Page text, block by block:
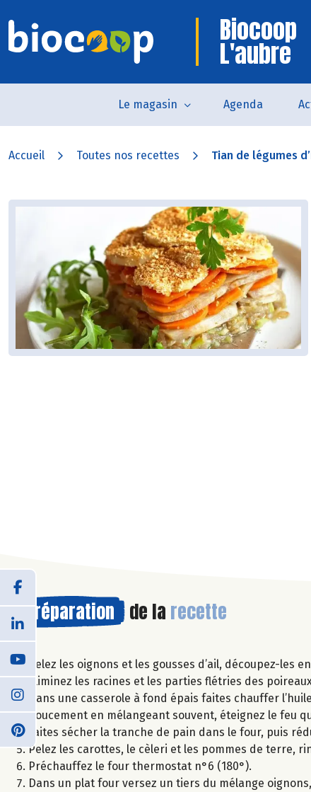
Biocoop
L'aubre
Le magasin Agenda
Accueil Toutes nos recettes Tian de légumes
Préparation de la recette
Pelez les oignons et les gousses d’ail, découpez-les
Eliminez les racines et les parties flétries des
Dans une casserole à fond épais faites chauffer
doucement en mélangeant souvent, éteignez le feu
Faites sécher la tranche de pain dans le four, puis
Pelez les carottes, le cèleri et les pommes de terre,
Préchauffez le four thermostat n°6 (180°).
Dans un plat four versez un tiers du mélange